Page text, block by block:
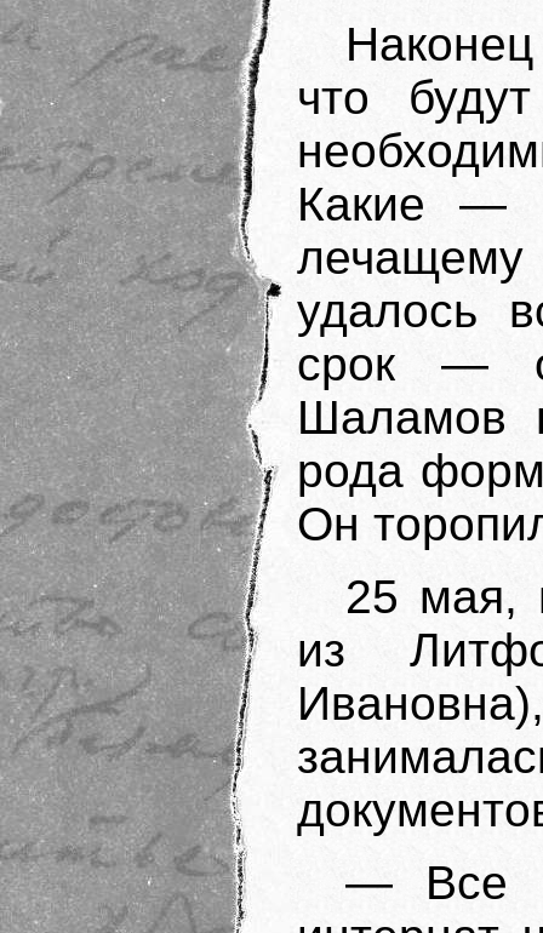
что
Какие —
лечащему
удалось
срок —
Шаламов
рода
Он
25 мая,
из
— Все